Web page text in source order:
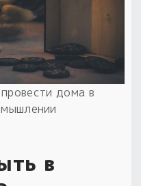
дома в
в